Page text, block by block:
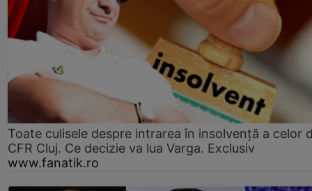
Toate culisele despre intrarea în insolvență a celor
CFR Cluj. Ce decizie va lua Varga. Exclusiv
www.fanatik.ro